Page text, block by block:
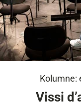
Kolumne:
Vissi